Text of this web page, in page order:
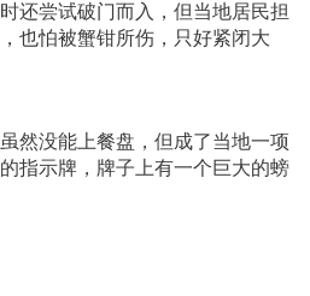
尝试破门而入，但当地居民担
也怕被蟹钳所伤，只好紧闭大
没能上餐盘，但成了当地一项
指示牌，牌子上有一个巨大的螃